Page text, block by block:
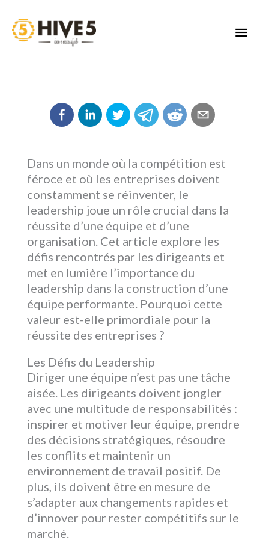
contenu
Dans un monde où la compétition est
féroce et où les entreprises doivent
constamment se réinventer, le
leadership joue un rôle crucial dans la
réussite d’une équipe et d’une
organisation. Cet article explore les
défis rencontrés par les dirigeants et
met en lumière l’importance du
leadership dans la construction d’une
équipe performante. Pourquoi cette
valeur est-elle primordiale pour la
réussite des entreprises ?
Les Défis du Leadership
Diriger une équipe n’est pas une tâche
aisée. Les dirigeants doivent jongler
avec une multitude de responsabilités :
inspirer et motiver leur équipe, prendre
des décisions stratégiques, résoudre
les conflits et maintenir un
environnement de travail positif. De
plus, ils doivent être en mesure de
s’adapter aux changements rapides et
d’innover pour rester compétitifs sur le
marché.